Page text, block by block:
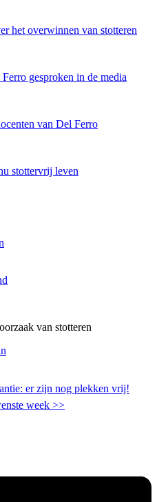
het overwinnen van stotteren
gesproken in de media
van Del Ferro
stottervrij leven
van stotteren
er zijn nog plekken vrij!
week >>